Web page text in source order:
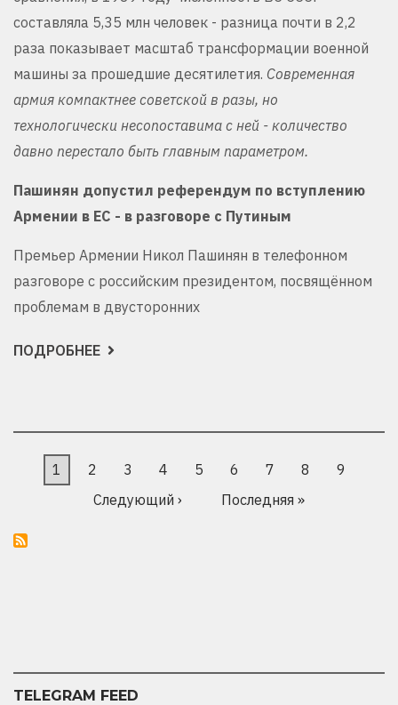
составляла 5,35 млн человек - разница почти в 2,2
раза показывает масштаб трансформации военной
машины за прошедшие десятилетия. Современная
армия компактнее советской в разы, но
технологически несопоставима с ней - количество
давно перестало быть главным параметром.
Пашинян допустил референдум по вступлению
Армении в ЕС - в разговоре с Путиным
Премьер Армении Никол Пашинян в телефонном
разговоре с российским президентом, посвящённом
проблемам в двусторонних
ПОДРОБНЕЕ О
ЗА
ИЮЛЯ
2026!
Нумерация
страниц
Текущая
страница
1 Страница
2 Страница
3 Страница
4 Страница
5 Страница
6 Страница
7 Страница
8
9
Следующая
Следующий ›
Последняя
Последняя »
TELEGRAM FEED